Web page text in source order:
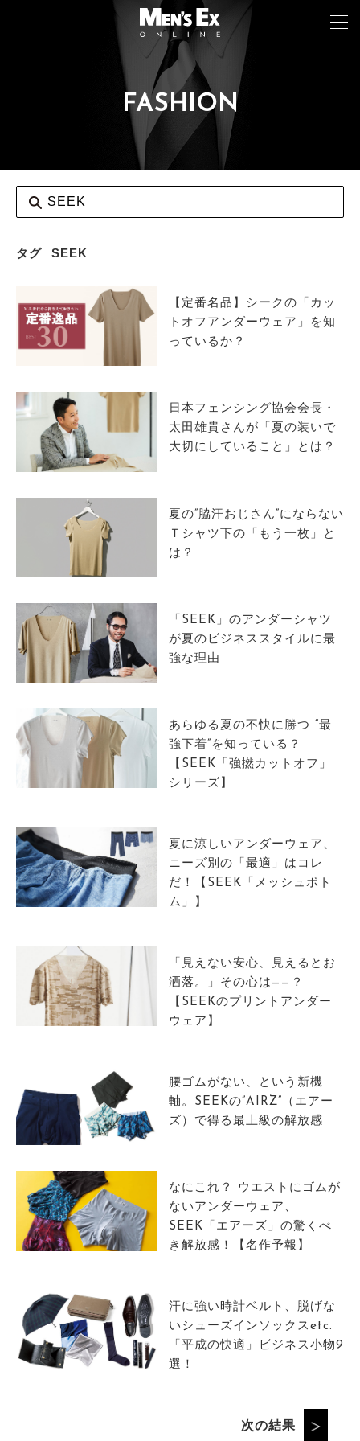
FASHION
タグ SEEK
【定番名品】シークの「カッ
トオフアンダーウェア」を知
っているか？
日本フェンシング協会会長・
太田雄貴さんが「夏の装いで
大切にしていること」とは？
夏の”脇汗おじさん”にならない
Ｔシャツ下の「もう一枚」と
は？
「SEEK」のアンダーシャツ
が夏のビジネススタイルに最
強な理由
あらゆる夏の不快に勝つ “最
強下着”を知っている？
【SEEK「強撚カットオフ」
シリーズ】
夏に涼しいアンダーウェア、
ニーズ別の「最適」はコレ
だ！【SEEK「メッシュボト
ム」】
「見えない安心、見えるとお
洒落。」その心は——？
【SEEKのプリントアンダー
ウェア】
腰ゴムがない、という新機
軸。SEEKの”AIRZ”（エアー
ズ）で得る最上級の解放感
なにこれ？ ウエストにゴムが
ないアンダーウェア、
SEEK「エアーズ」の驚くべ
き解放感！【名作予報】
汗に強い時計ベルト、脱げな
いシューズインソックスetc.
「平成の快適」ビジネス小物9
選！
次の結果
CAR&BIKE
LIFESTYLE
MAGAZINE
サイトマップ